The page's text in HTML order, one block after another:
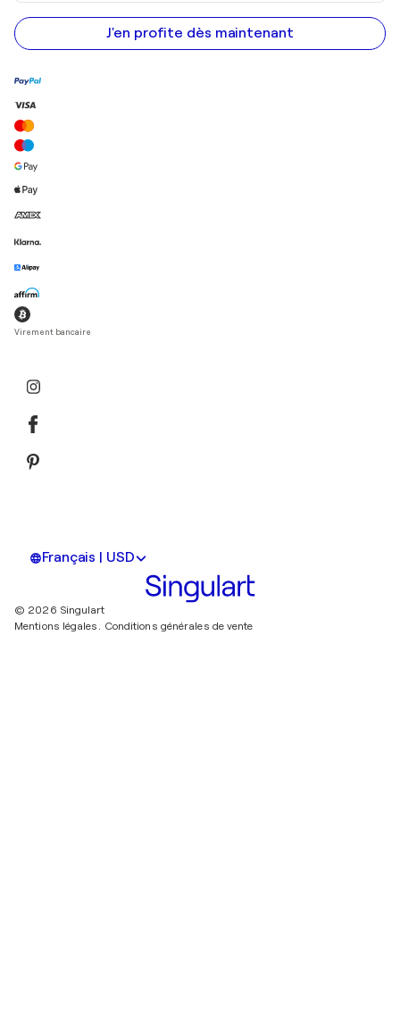
e-
mail
J'en profite dès maintenant
Virement bancaire
Français | USD
© 2026 Singulart
Mentions légales. Conditions générales de vente